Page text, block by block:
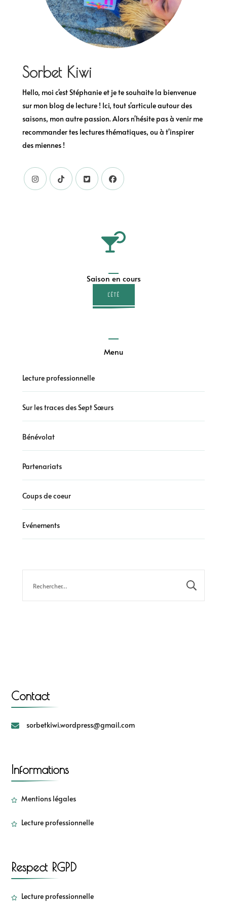
Sorbet Kiwi
Hello, moi c'est Stéphanie et je te souhaite la bienvenue
sur mon blog de lecture ! Ici, tout s'articule autour des
saisons, mon autre passion. Alors n'hésite pas à venir me
recommander tes lectures thématiques, ou à t'inspirer
des miennes !
Saison en cours
L'ÉTÉ
Menu
Lecture professionnelle
Sur les traces des Sept Sœurs
Bénévolat
Partenariats
Coups de coeur
Evénements
Contact
sorbetkiwi.wordpress@gmail.com
Informations
Mentions légales
Lecture professionnelle
Respect RGPD
Lecture professionnelle